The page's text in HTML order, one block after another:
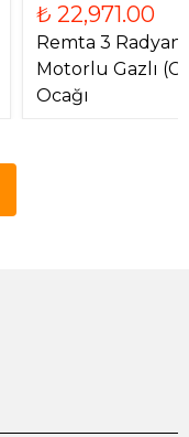
₺ 22,971.00
Remta 3
Motorlu Gazlı
Ocağı